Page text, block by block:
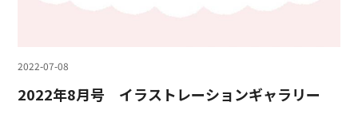
2022-07-08
2022年8月号 イラストレーションギャラリー